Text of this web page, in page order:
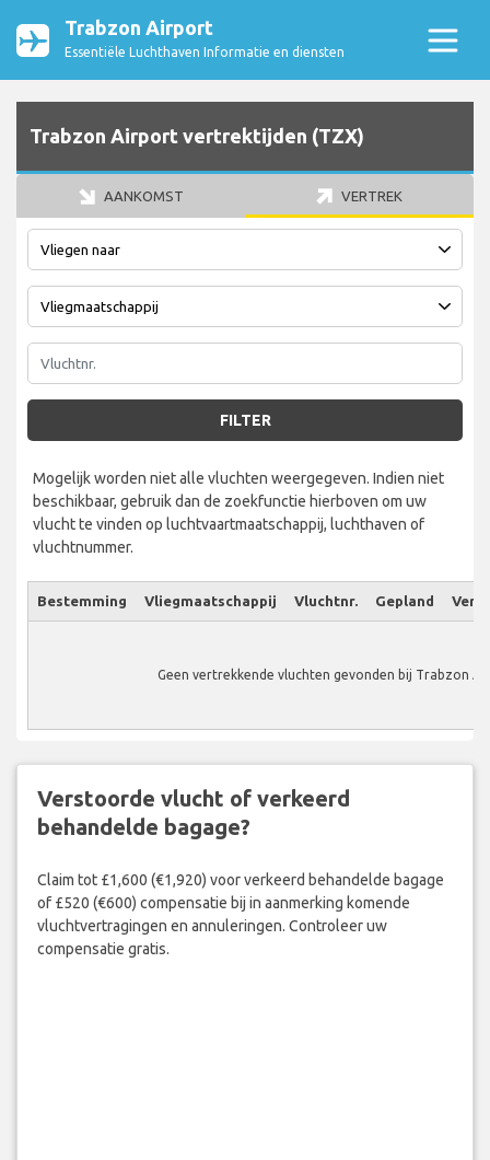
Trabzon Airport
Essentiële Luchthaven Informatie en diensten
Trabzon Airport vertrektijden (TZX)
AANKOMST VERTREK
FILTER
Mogelijk worden niet alle vluchten weergegeven. Indien niet
beschikbaar, gebruik dan de zoekfunctie hierboven om uw
vlucht te vinden op luchtvaartmaatschappij, luchthaven of
vluchtnummer.
Bestemming Vliegmaatschappij Vluchtnr. Gepland
Geen vertrekkende vluchten gevonden bij Trabzon
Verstoorde vlucht of verkeerd
behandelde bagage?
Claim tot £1,600 (€1,920) voor verkeerd behandelde bagage
of £520 (€600) compensatie bij in aanmerking komende
vluchtvertragingen en annuleringen. Controleer uw
compensatie gratis.